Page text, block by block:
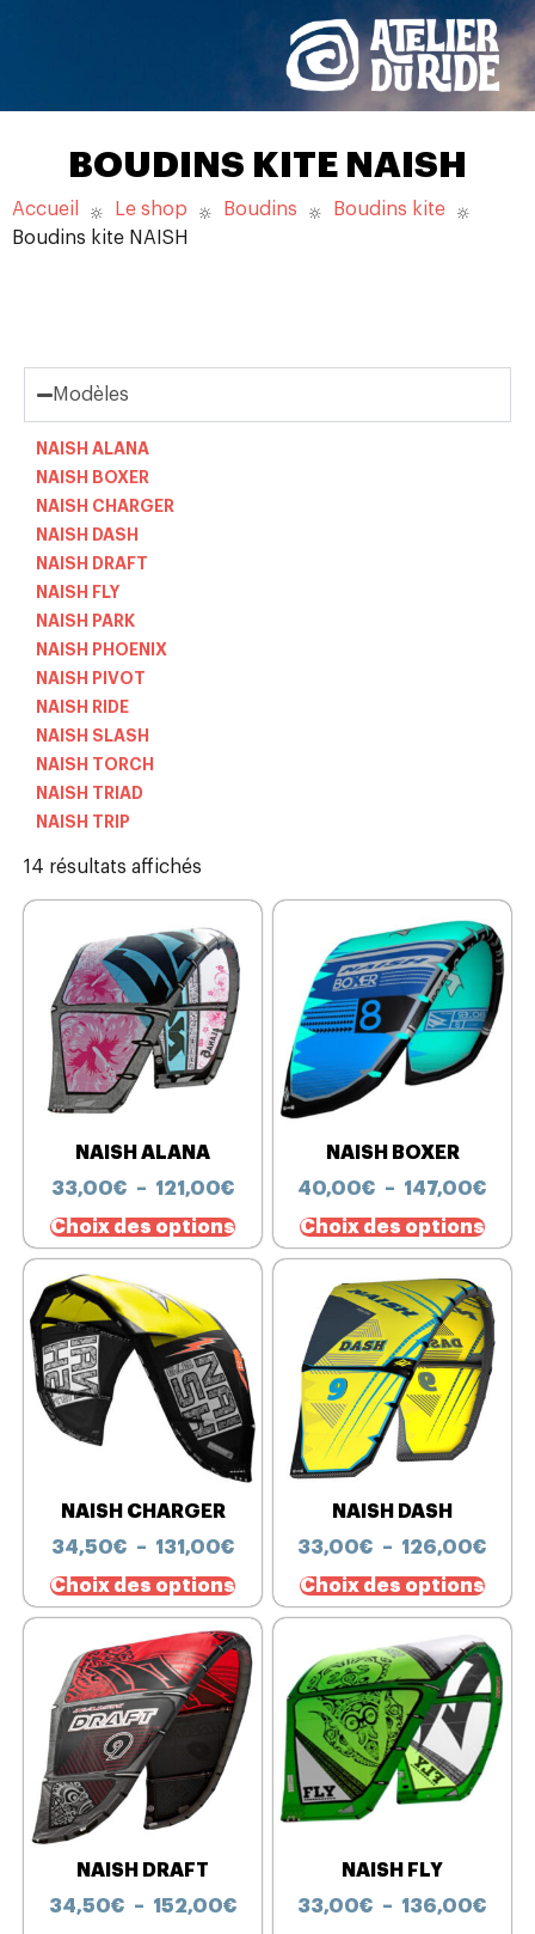
BOUDINS KITE NAISH
Accueil Le shop Boudins
Boudins kite
Boudins kite NAISH
Modèles
NAISH ALANA
NAISH BOXER
NAISH CHARGER
NAISH DASH
NAISH DRAFT
NAISH FLY
NAISH PARK
NAISH PHOENIX
NAISH PIVOT
NAISH RIDE
NAISH SLASH
NAISH TORCH
NAISH TRIAD
NAISH TRIP
14 résultats affichés
NAISH ALANA
33,00€ – 121,00€
Choix des options
NAISH BOXER
40,00€ – 147,00€
Choix des options
NAISH CHARGER
34,50€ – 131,00€
Choix des options
NAISH DASH
33,00€ – 126,00€
Choix des options
NAISH DRAFT
34,50€ – 152,00€
NAISH FLY
33,00€ – 136,00€